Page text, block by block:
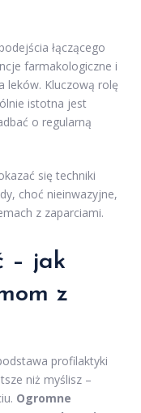
łączącego
farmakologiczne i
leków. Kluczową rolę
istotna jest
o regularną
się techniki
choć nieinwazyjne,
z zaparciami.
– jak
z
profilaktyki
niż myślisz –
Ogromne